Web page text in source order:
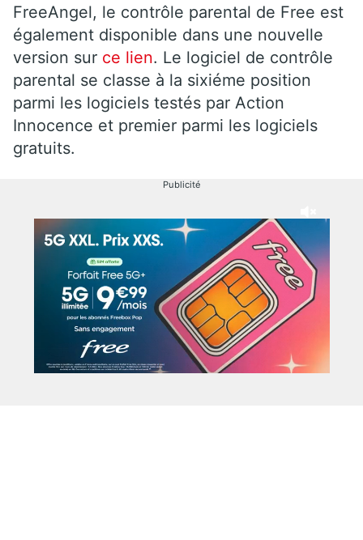
FreeAngel, le contrôle parental de Free est
également disponible dans une nouvelle
version sur ce lien. Le logiciel de contrôle
parental se classe à la sixiéme position
parmi les logiciels testés par Action
Innocence et premier parmi les logiciels
gratuits.
Publicité